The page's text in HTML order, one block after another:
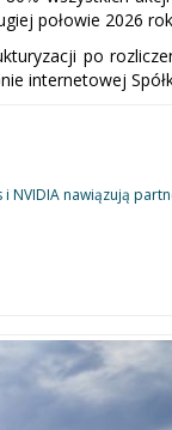
połowie 2026
po
internetowej
NVIDIA nawiązują